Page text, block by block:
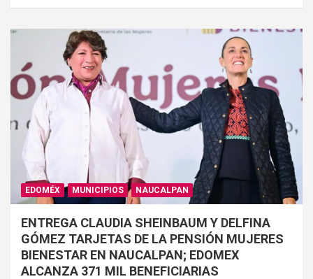
EDOMÉX MUNICIPIOS NAUCALPAN
ENTREGA CLAUDIA SHEINBAUM Y DELFINA
GÓMEZ TARJETAS DE LA PENSIÓN MUJERES
BIENESTAR EN NAUCALPAN; EDOMEX
ALCANZA 371 MIL BENEFICIARIAS